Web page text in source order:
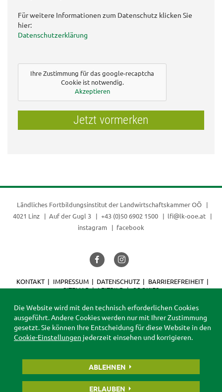
Für weitere Informationen zum Datenschutz klicken Sie
hier:
Datenschutzerklärung
Ihre Zustimmung für das google-recaptcha
Cookie ist notwendig.
Akzeptieren
Jetzt vormerken
Ländliches Fortbildungsinstitut der Landwirtschaftskammer OÖ
4021 Linz
Auf der Gugl 3 +43 (0)50 6902 1500
lfi@lk-ooe.at
instagram
facebook
KONTAKT IMPRESSUM DATENSCHUTZ
BARRIEREFREIHEIT
SITEMAP
LEITBILD COOKIES
Die Website wird mit den technisch erforderlichen Cookies
ausgeführt. Andere Cookies werden nur mit Ihrer Zustimmung
gesetzt. Sie können Ihre Entscheidung für diese Website in den
Cookie-Einstellungen jederzeit einsehen und korrigieren.
ABLEHNEN
ERLAUBEN